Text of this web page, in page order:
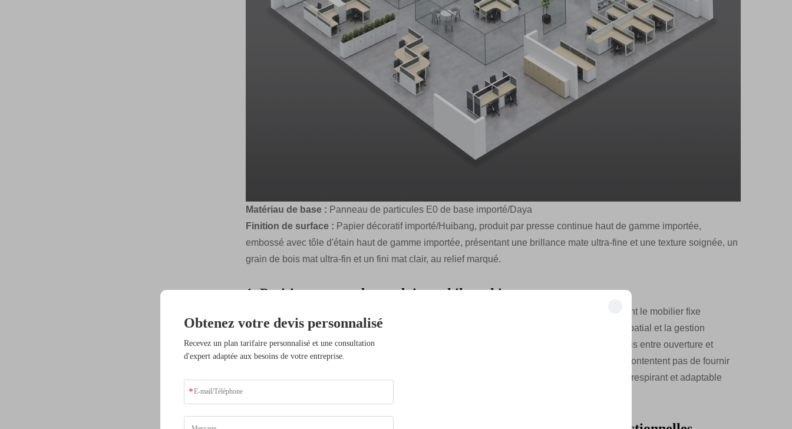
Matériau de base : Panneau de particules E0 de base importé/Daya
Finition de surface : Papier décoratif importé/Huibang, produit par presse continue haut de gamme importée,
embossé avec tôle d'étain haut de gamme importée, présentant une brillance mate ultra-fine et une texture soignée, un
grain de bois mat ultra-fin et un fini mat clair, au relief marqué.
1. Positionnement du produit et philosophie
Les systèmes de poste de travail sont les « unités cellulaires » du bureau moderne, dépassant le mobilier fixe
traditionnel pour devenir une solution dynamique fondée sur l'ergonomie, le comportement spatial et la gestion
organisationnelle. La philosophie centrale de conception consiste à trouver un équilibre précis entre ouverture et
intimité, collaboration et concentration, uniformité et individualité, efficacité et coût. Ils ne se contentent pas de fournir
aux employés un « bureau », mais construisent un écosystème de bureau organique, vivant, respirant et adaptable
Obtenez votre devis personnalisé
Recevez un plan tarifaire personnalisé et une consultation
d'expert adaptée aux besoins de votre entreprise.